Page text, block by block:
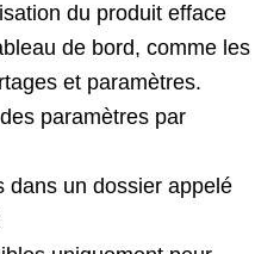
du produit efface
de bord, comme les
et paramètres.
paramètres par
dans un dossier appelé